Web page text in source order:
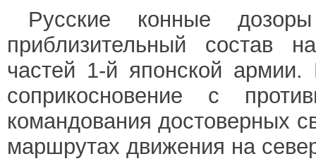
Русские конные
приблизительный состав
частей 1-й японской
соприкосновение с
командования достоверных
маршрутах движения на